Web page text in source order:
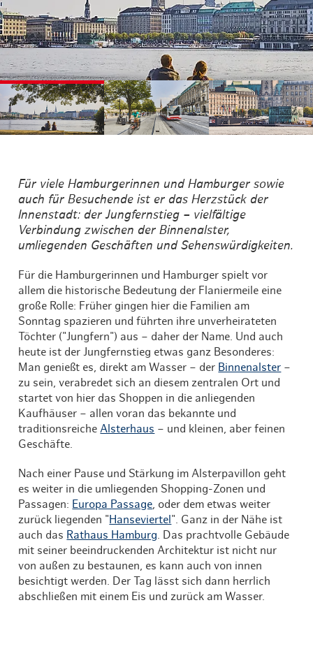
© © ©
Für viele Hamburgerinnen und Hamburger sowie
auch für Besuchende ist er das Herzstück der
Innenstadt: der Jungfernstieg – vielfältige
Verbindung zwischen der Binnenalster,
umliegenden Geschäften und Sehenswürdigkeiten.
Für die Hamburgerinnen und Hamburger spielt vor
allem die historische Bedeutung der Flaniermeile eine
große Rolle: Früher gingen hier die Familien am
Sonntag spazieren und führten ihre unverheirateten
Töchter ("Jungfern") aus – daher der Name. Und auch
heute ist der Jungfernstieg etwas ganz Besonderes:
Man genießt es, direkt am Wasser – der Binnenalster –
zu sein, verabredet sich an diesem zentralen Ort und
startet von hier das Shoppen in die anliegenden
Kaufhäuser – allen voran das bekannte und
traditionsreiche Alsterhaus – und kleinen, aber feinen
Geschäfte.
Nach einer Pause und Stärkung im Alsterpavillon geht
es weiter in die umliegenden Shopping-Zonen und
Passagen: Europa Passage , oder dem etwas weiter
zurück liegenden "Hanseviertel ". Ganz in der Nähe ist
auch das Rathaus Hamburg . Das prachtvolle Gebäude
mit seiner beeindruckenden Architektur ist nicht nur
von außen zu bestaunen, es kann auch von innen
besichtigt werden. Der Tag lässt sich dann herrlich
abschließen mit einem Eis und zurück am Wasser.